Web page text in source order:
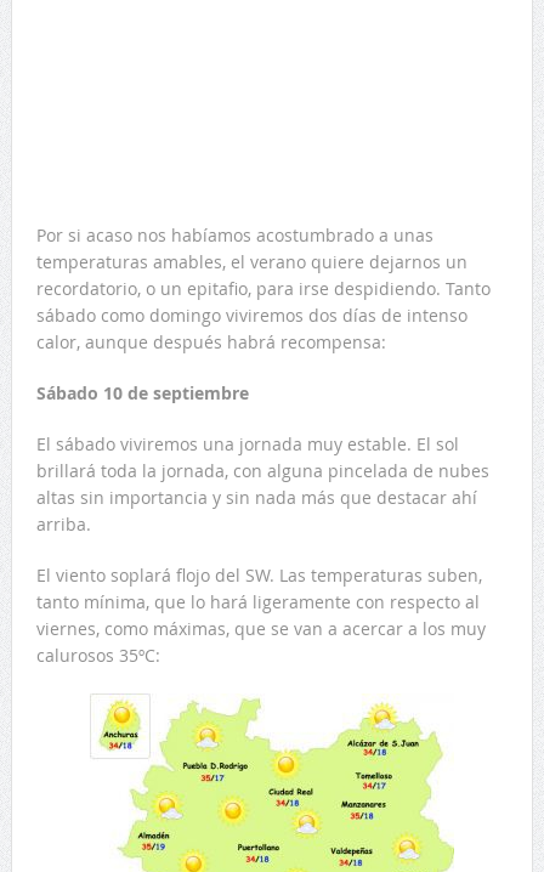
Por si acaso nos habíamos acostumbrado a unas
temperaturas amables, el verano quiere dejarnos un
recordatorio, o un epitafio, para irse despidiendo. Tanto
sábado como domingo viviremos dos días de intenso
calor, aunque después habrá recompensa:
Sábado 10 de septiembre
El sábado viviremos una jornada muy estable. El sol
brillará toda la jornada, con alguna pincelada de nubes
altas sin importancia y sin nada más que destacar ahí
arriba.
El viento soplará flojo del SW. Las temperaturas suben,
tanto mínima, que lo hará ligeramente con respecto al
viernes, como máximas, que se van a acercar a los muy
calurosos 35ºC: